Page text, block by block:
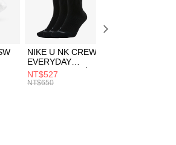
，將跳轉至「AFTEE先享後
，即可完成結帳。
訊。
訊中的連結，可透過四大超商
方視為交易完成。
，但若您需要取消訂單，請聯
單仍視為有效，需透過AFTEE
運費
運費
NIKE U NK CREW
EVERYDAY
BBALL 3PR 男女
長統襪
NT$527
NT$650